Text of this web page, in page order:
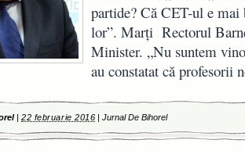
partide? Că CET-ul e mai
lor”. Marţi Rectorul
Minister. „Nu suntem
au constatat că profesorii
| 22 februarie 2016 |Jurnal De Bihorel